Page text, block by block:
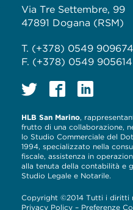
Via Tre Settembre, 99
47891 Dogana (RSM)
T. (+378) 0549 909674
F. (+378) 0549 905614
HLB San Marino,
frutto di una collaborazione,
lo Studio Commerciale del
1994, specializzato nella
fiscale, assistenza in
alla tenuta della contabilità e
Studio Legale e Notarile.
Copyright ©2014 Tutti i diritti
Privacy Policy – Preferenze